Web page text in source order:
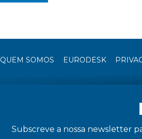
QUEM SOMOS EURODESK
Subscreve a nossa newsletter